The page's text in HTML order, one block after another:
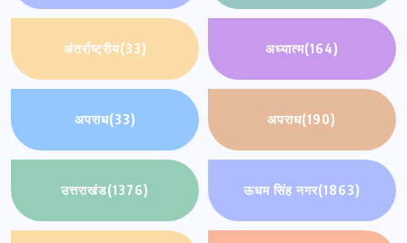
अंतर्राष्ट्रीय(33) अध्यात्म(164)
अपराध(33) अपराध(190)
उत्तराखंड(1376) ऊधम सिंह नगर(1863)